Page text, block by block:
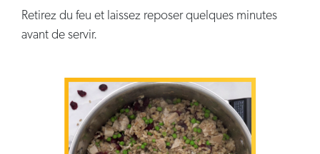
Retirez du feu et laissez reposer quelques minutes
avant de servir.